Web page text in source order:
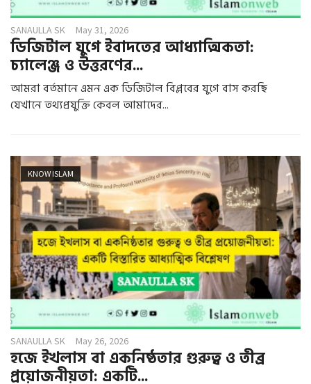
SANAULLA SK May 31, 2026
ডিজিটাল যুগে ইবাদতের আধ্যাত্মিকতা:
চ্যালেঞ্জ ও উত্তরণের...
আমরা বর্তমানে এমন এক ডিজিটাল বিপ্লবের যুগে বাস করছি
যেখানে তথ্যপ্রযুক্তি কেবল আমাদের...
KNOW ISLAM
SANAULLA SK May 26, 2026
হজে ইখলাস বা একনিষ্ঠতার গুরুত্ব ও তীব্র
প্রয়োজনীয়তা: একটি...